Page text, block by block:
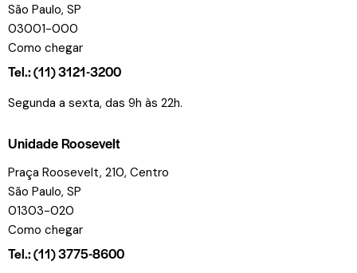
São Paulo, SP
03001-000
Como chegar
Tel.: (11) 3121-3200
Segunda a sexta, das 9h às 22h.
Unidade Roosevelt
Praça Roosevelt, 210, Centro
São Paulo, SP
01303-020
Como chegar
Tel.: (11) 3775-8600